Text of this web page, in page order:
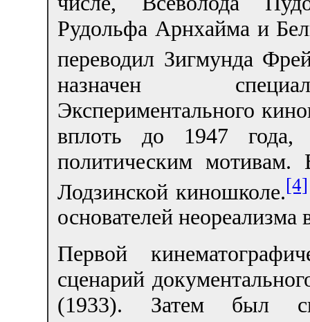
Рудольфа Арнхайма и
переводил Зигмунда
назначен
Экспериментального
вплоть до 1947
политическим
Лодзинской киношколе.[4]
основателей неореализма
Первой
сценарий
(1933). Затем был